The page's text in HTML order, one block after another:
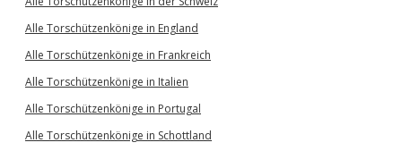
Alle Torschützenkönige in England
Alle Torschützenkönige in Frankreich
Alle Torschützenkönige in Italien
Alle Torschützenkönige in Portugal
Alle Torschützenkönige in Schottland